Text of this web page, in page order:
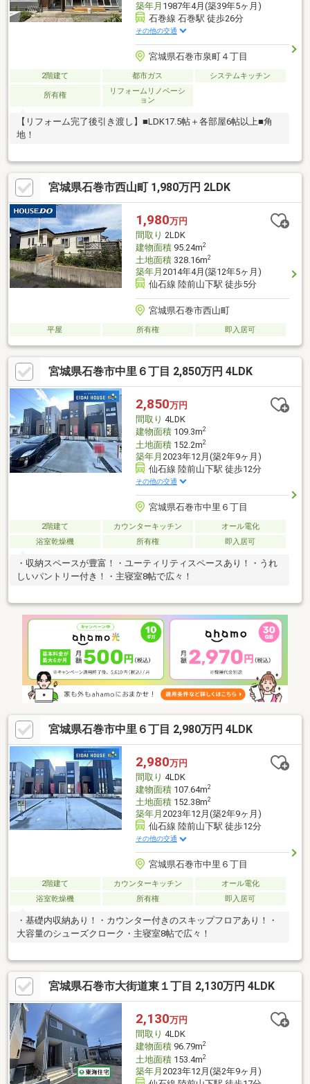
築年月 1987年4月(築39年5ヶ月)
石巻線 石巻駅 徒歩26分
その他の交通
宮城県石巻市泉町４丁目
2階建て 都市ガス システムキッチン
所有権
リフォームリノベーシ
ョン
【リフォーム完了後引き渡し】■LDK17.5帖＋各部屋6帖以上■角
地！
宮城県石巻市西山町 1,980万円 2LDK
1,980万円
間取り 2LDK
建物面積95.24m2
土地面積328.16m2
築年月 2014年4月(築12年5ヶ月)
仙石線 陸前山下駅 徒歩5分
宮城県石巻市西山町
平屋 所有権 即入居可
宮城県石巻市中里６丁目 2,850万円 4LDK
2,850万円
間取り 4LDK
建物面積109.3m2
土地面積152.2m2
築年月 2023年12月(築2年9ヶ月)
仙石線 陸前山下駅 徒歩12分
その他の交通
宮城県石巻市中里６丁目
2階建て カウンターキッチン
オール電化
浴室乾燥機
所有権 即入居可
・収納スペースが豊富！・ユーティリティスペースあり！・うれ
しいパントリー付き！・主寝室8帖で広々！
宮城県石巻市中里６丁目 2,980万円 4LDK
2,980万円
間取り 4LDK
建物面積107.64m2
土地面積152.38m2
築年月 2023年12月(築2年9ヶ月)
仙石線 陸前山下駅 徒歩12分
その他の交通
宮城県石巻市中里６丁目
2階建て カウンターキッチン
オール電化
浴室乾燥機
所有権 即入居可
・基礎内収納あり！・カウンター付きのスキップフロアあり！・
大容量のシューズクローク・主寝室8帖で広々！
宮城県石巻市大街道東１丁目 2,130万円 4LDK
2,130万円
間取り 4LDK
建物面積96.79m2
土地面積153.4m2
築年月 2023年12月(築2年9ヶ月)